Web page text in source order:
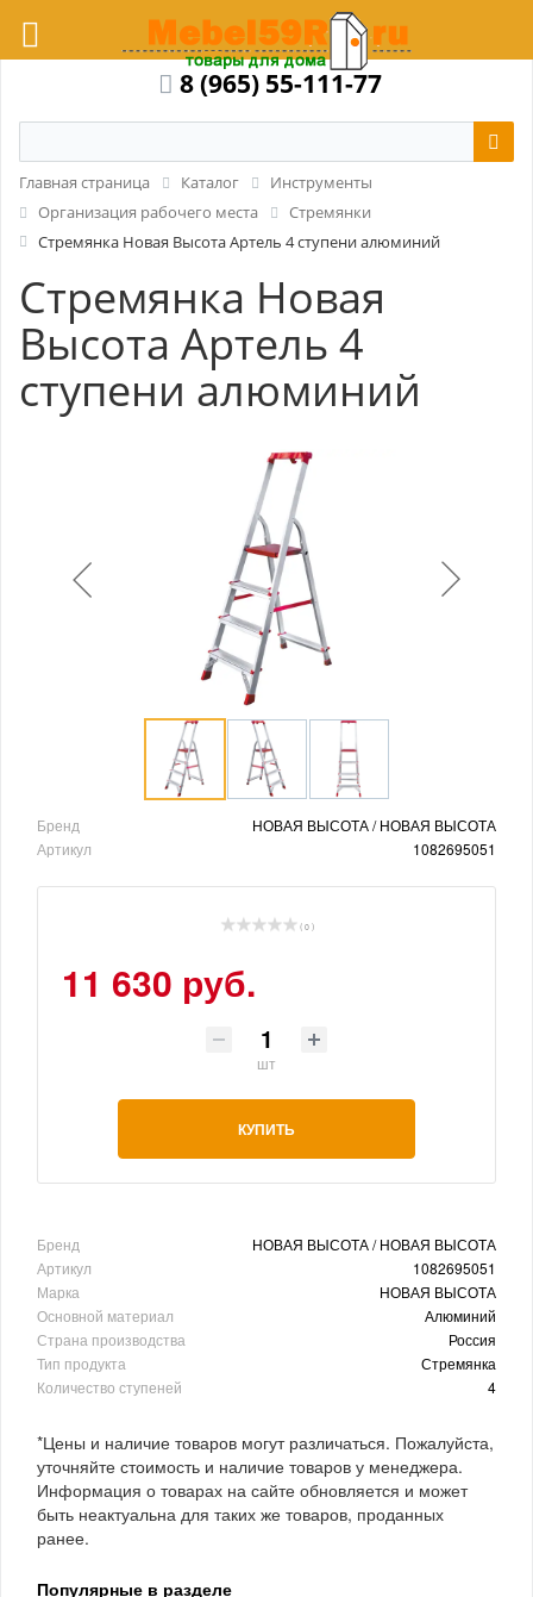
8 (965) 55-111-77
Главная страница Каталог
Инструменты
Организация рабочего места
Стремянки
Стремянка Новая Высота Артель 4 ступени алюминий
Стремянка Новая
Высота Артель 4
ступени алюминий
Бренд
НОВАЯ ВЫСОТА / НОВАЯ ВЫСОТА
Артикул
1082695051
( 0 )
11 630 руб.
шт
КУПИТЬ
Бренд
НОВАЯ ВЫСОТА / НОВАЯ ВЫСОТА
Артикул
1082695051
Марка
НОВАЯ ВЫСОТА
Основной материал
Алюминий
Страна производства
Россия
Тип продукта
Стремянка
Количество ступеней
4
*Цены и наличие товаров могут различаться. Пожалуйста,
уточняйте стоимость и наличие товаров у менеджера.
Информация о товарах на сайте обновляется и может
быть неактуальна для таких же товаров, проданных
ранее.
Популярные в разделе